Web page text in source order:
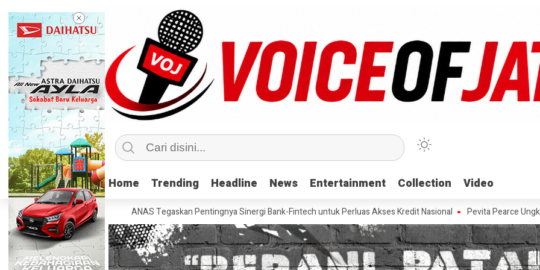
Home Trending Headline News Entertainment Collection Video
Home Trending Headline News Entertainment Collection Video
AFTECH dan PERBANAS Tegaskan Pentingnya Sinergi Bank-Fintech untuk Perluas Akses Kredit Nasional Pevita Pearce Ungkap